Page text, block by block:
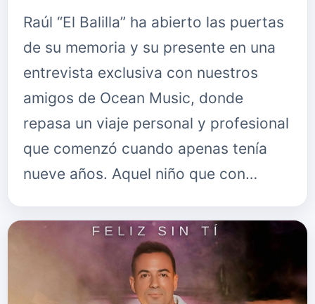
Raúl “El Balilla” ha abierto las puertas
de su memoria y su presente en una
entrevista exclusiva con nuestros
amigos de Ocean Music, donde
repasa un viaje personal y profesional
que comenzó cuando apenas tenía
nueve años. Aquel niño que con…